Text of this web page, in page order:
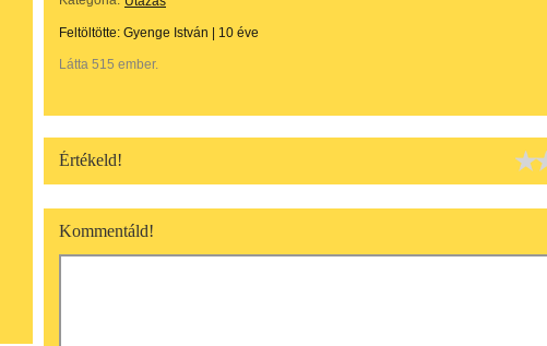
Feltöltötte: Gyenge István 10 éve
Látta 515 ember.
Értékeld!
Kommentáld!